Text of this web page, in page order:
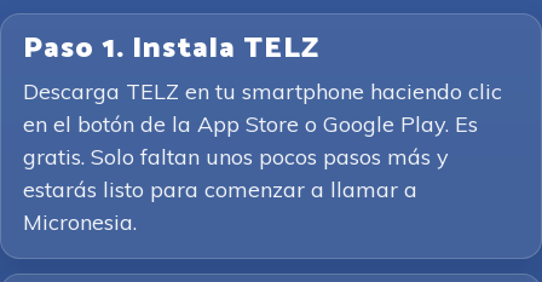
Paso 1. Instala TELZ
Descarga TELZ en tu smartphone haciendo clic
en el botón de la App Store o Google Play. Es
gratis. Solo faltan unos pocos pasos más y
estarás listo para comenzar a llamar a
Micronesia.